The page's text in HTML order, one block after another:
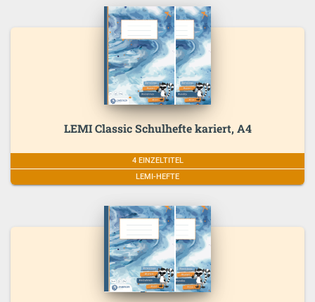
LEMI Classic Schulhefte kariert, A4
4 EINZELTITEL
LEMI-HEFTE